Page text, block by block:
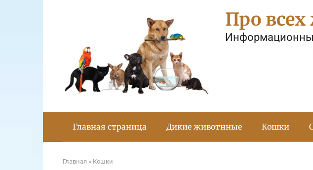
Про
Главная страница Дикие животнные Кошки
Главная » Кошки